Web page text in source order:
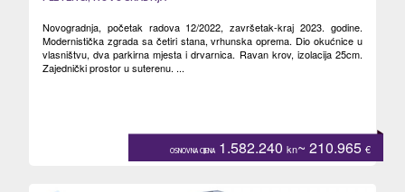
Novogradnja, početak radova 12/2022, završetak-kraj 2023. godine.
Modernistička zgrada sa četiri stana, vrhunska oprema. Dio okućnice u
vlasništvu, dva parkirna mjesta i drvarnica. Ravan krov, izolacija 25cm.
Zajednički prostor u suterenu. ...
OSNOVNA CIJENA 1.582.240 kn~ 210.965 €